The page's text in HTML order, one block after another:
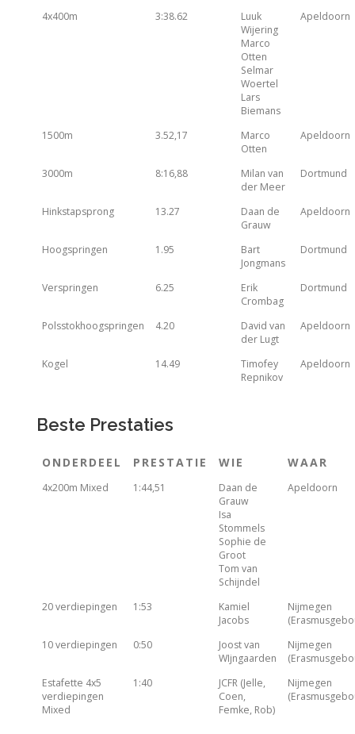
4x400m 3:38.62
Luuk
Wijering
Marco
Otten
Selmar
Woertel
Lars
Biemans
Apeldoorn
1500m 3.52,17
Marco
Otten
Apeldoorn
3000m 8:16,88
Milan van
der Meer
Dortmund
Hinkstapsprong 13.27
Daan de
Grauw
Apeldoorn
Hoogspringen 1.95
Bart
Jongmans
Dortmund
Verspringen 6.25
Erik
Crombag
Dortmund
Polsstokhoogspringen 4.20
David van
der Lugt
Apeldoorn
Kogel 14.49
Timofey
Repnikov
Apeldoorn
Beste Prestaties
ONDERDEEL PRESTATIE WIE WAAR
4x200m Mixed 1:44,51
Daan de
Grauw
Isa
Stommels
Sophie de
Groot
Tom van
Schijndel
Apeldoorn
20 verdiepingen 1:53
Kamiel
Jacobs
Nijmegen
10 verdiepingen
0:50
Joost van
WIjngaarden
Nijmegen
Estafette 4x5
verdiepingen
Mixed
1:40
JCFR (Jelle,
Coen,
Femke, Rob)
Nijmegen